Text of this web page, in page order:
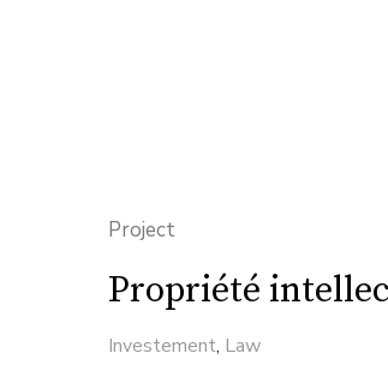
Project
Propriété
Investement, Law